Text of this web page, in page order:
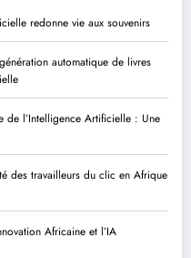
redonne vie aux souvenirs
automatique de livres
de l’Intelligence Artificielle : Une
des travailleurs du clic en Afrique
Africaine et l’IA